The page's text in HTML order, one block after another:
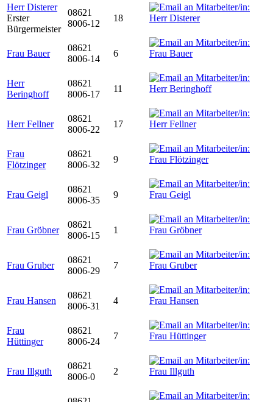
Herr Disterer
Erster
Bürgermeister
08621
8006-12
18
Frau Bauer
08621
8006-14
6
Herr
Beringhoff
08621
8006-17
11
Herr Fellner
08621
8006-22
17
Frau
Flötzinger
08621
8006-32
9
Frau Geigl
08621
8006-35
9
Frau Gröbner
08621
8006-15
1
Frau Gruber
08621
8006-29
7
Frau Hansen
08621
8006-31
4
Frau
Hüttinger
08621
8006-24
7
Frau Illguth
08621
8006-0
2